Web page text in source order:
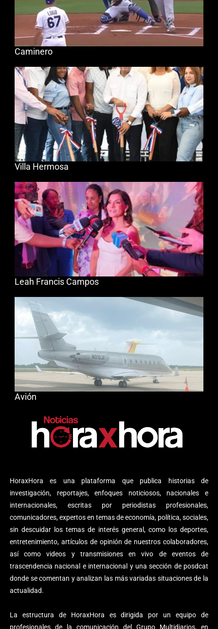
HoraxHora es una plataforma que publica historias de
investigación, reportajes, enfoques noticiosos, nacionales e
internacionales, escritas por periodistas profesionales,
comunicadores, expertos en temas de economía, política, sociales,
sin descuidar los temas de interés general, como los deportes,
entretenimiento, artículos de opinión de nuestros colaboradores,
así como videos y transmisiones en vivo de eventos de
trascendencia nacional e internacional y una sección de posdcat
donde se comentan y analizan las más variadas situaciones de la
actualidad.
La estructura de HoraxHora es dirigida por un equipo de
profesionales de la comunicación del Grupo Multidiarios, en
Caminero
Villa Hermosa
Leah Francis Campos
Avión